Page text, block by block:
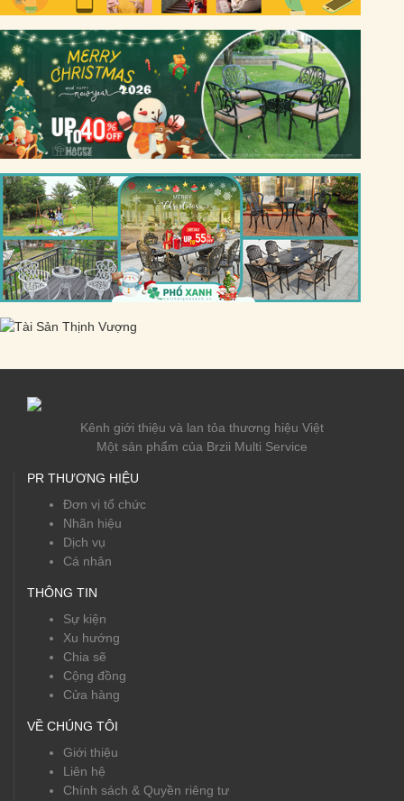
Kênh giới thiệu và lan tỏa thương hiệu Việt
Một sản phẩm của Brzii Multi Service
PR THƯƠNG HIỆU
Đơn vị tổ chức
Nhãn hiệu
Dịch vụ
Cá nhân
THÔNG TIN
Sự kiện
Xu hướng
Chia sẽ
Cộng đồng
Cửa hàng
VỀ CHÚNG TÔI
Giới thiệu
Liên hệ
Chính sách & Quyền riêng tư